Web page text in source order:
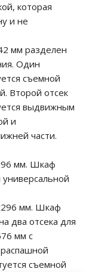
которая
и не
мм разделен
Один
съемной
Второй отсек
выдвижным
и
части.
мм. Шкаф
мм. Шкаф
два отсека для
мм с
съемной